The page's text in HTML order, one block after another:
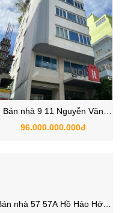
Bán nhà 9 11 Nguyễn Văn
Thủ, Phường Đa Kao, Quận 1
96.000.000.000đ